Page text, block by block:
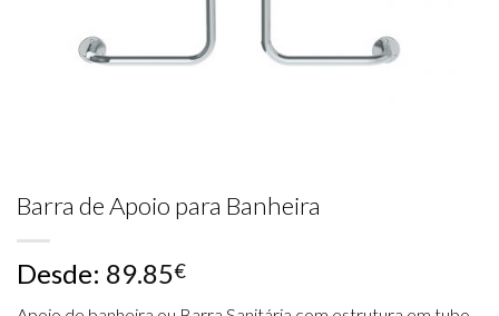
Barra de Apoio para Banheira
Desde: 89.85€